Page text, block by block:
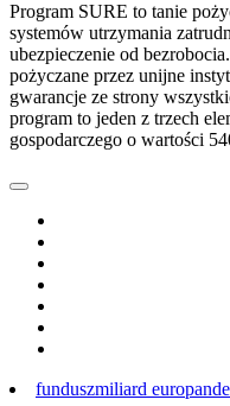
Program SURE to tanie
systemów utrzymania
ubezpieczenie od
pożyczane przez unijne
gwarancje ze strony
program to jeden z trzech
gospodarczego o wartości
funduszmiliard euro